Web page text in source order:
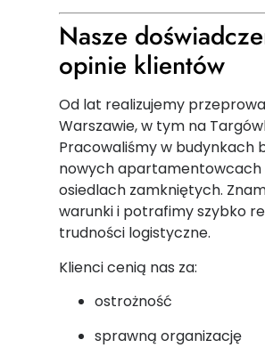
Nasze
opinie klientów
Od lat realizujemy
Warszawie, w tym na
Pracowaliśmy w budynkach
nowych apartamentowcach
osiedlach zamkniętych.
warunki i potrafimy szybko
trudności logistyczne.
Klienci cenią nas za:
ostrożność
sprawną organizację